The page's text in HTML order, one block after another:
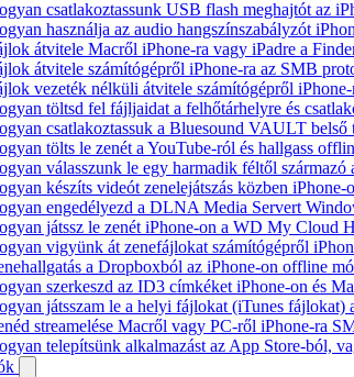
csatlakoztassunk USB flash meghajtót az
használja az audio hangszínszabályzót
átvitele Macről iPhone-ra vagy iPadre a
átvitele számítógépről iPhone-ra az SMB
vezeték nélküli átvitele számítógépről
töltsd fel fájljaidat a felhőtárhelyre és
csatlakoztassuk a Bluesound VAULT
tölts le zenét a YouTube-ról és hallgass
válasszunk le egy harmadik féltől
készíts videót zenelejátszás közben iPhone-
engedélyezd a DLNA Media Servert
játssz le zenét iPhone-on a WD My Cloud
vigyünk át zenefájlokat számítógépről
a Dropboxból az iPhone-on offline
szerkeszd az ID3 címkéket iPhone-on és
játsszam le a helyi fájlokat (iTunes fájlokat)
streamelése Macről vagy PC-ről iPhone-ra
telepítsünk alkalmazást az App Store-ból,